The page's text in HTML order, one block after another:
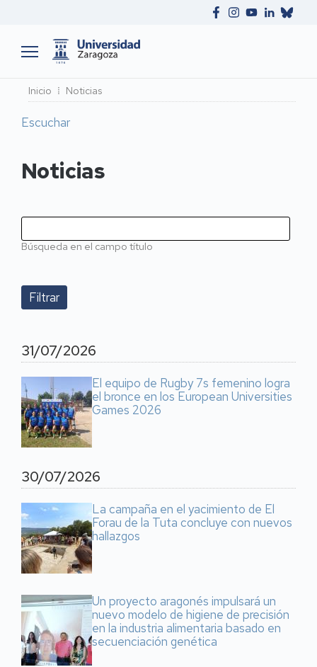
Ruta
de
navegación
Inicio Noticias
Escuchar
Noticias
Búsqueda en el campo título
31/07/2026
El equipo de Rugby 7s femenino logra
el bronce en los European Universities
Games 2026
30/07/2026
La campaña en el yacimiento de El
Forau de la Tuta concluye con nuevos
hallazgos
Un proyecto aragonés impulsará un
nuevo modelo de higiene de precisión
en la industria alimentaria basado en
secuenciación genética